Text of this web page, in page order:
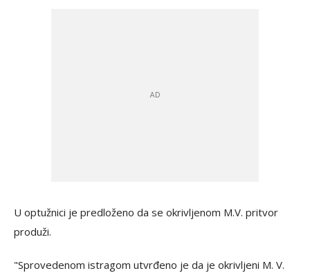
U optužnici je predloženo da se okrivljenom M.V. pritvor
produži.
"Sprovedenom istragom utvrđeno je da je okrivljeni M. V.